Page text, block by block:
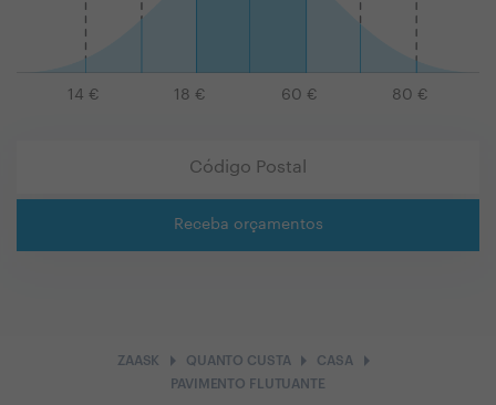
14 € 18 € 60 € 80 €
Receba orçamentos
ZAASK arrow_right QUANTO CUSTAarrow_right CASAarrow_right
PAVIMENTO FLUTUANTE